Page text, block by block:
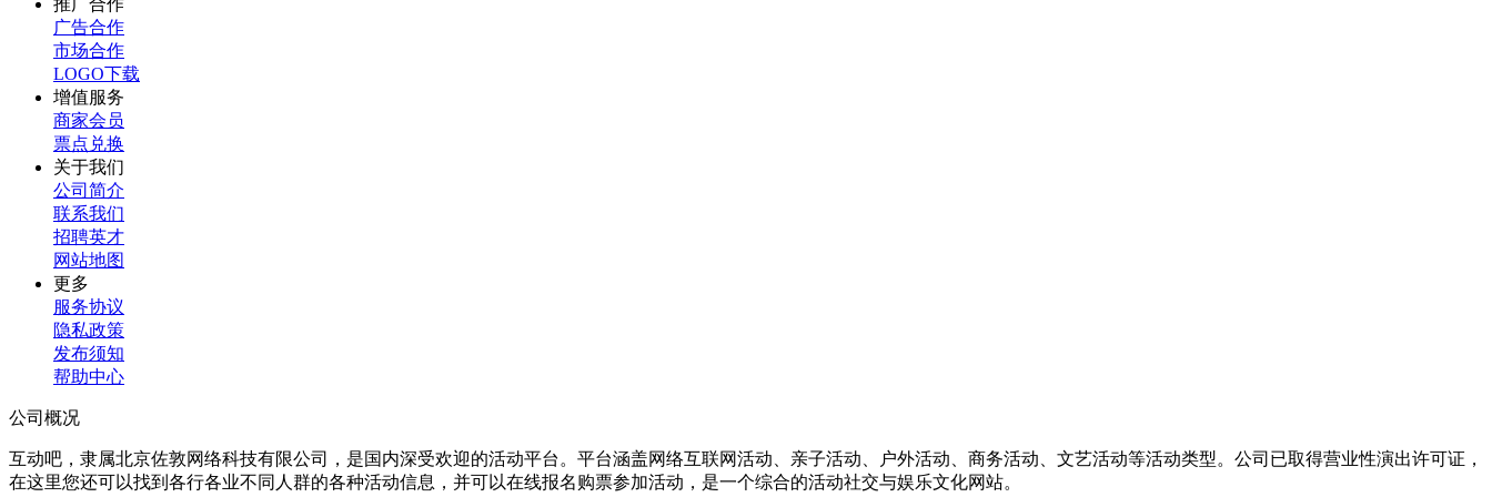
推广合作
广告合作
市场合作
LOGO下载
增值服务
商家会员
票点兑换
关于我们
公司简介
联系我们
招聘英才
网站地图
更多
服务协议
隐私政策
发布须知
帮助中心
公司概况
互动吧，隶属北京佐敦网络科技有限公司，是国内深受欢迎的活动平台。平台涵盖网络互联网活动、亲子活动、户外活动、商务活动、文艺活动等活动类型。公司已取得营业性演出许可证，
在这里您还可以找到各行各业不同人群的各种活动信息，并可以在线报名购票参加活动，是一个综合的活动社交与娱乐文化网站。